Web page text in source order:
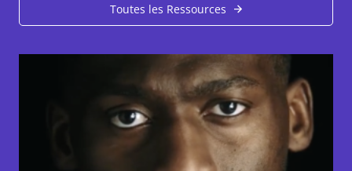
Toutes les Ressources